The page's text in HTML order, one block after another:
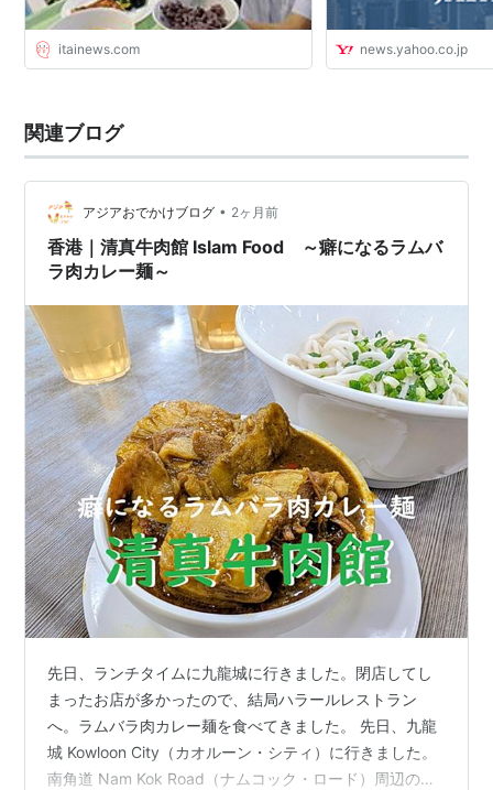
بسم الله الرحمن الرحيم
itainews.com news.yahoo.co.jp
関連ブログ
アジアおでかけブログ • 2ヶ月前
香港｜清真牛肉館 Islam Food ～癖になるラムバ
ラ肉カレー麺～
先日、ランチタイムに九龍城に行きました。閉店してし
まったお店が多かったので、結局ハラールレストラン
へ。ラムバラ肉カレー麺を食べてきました。 先日、九龍
城 Kowloon City（カオルーン・シティ）に行きました。
南角道 Nam Kok Road（ナムコック・ロード）周辺のお